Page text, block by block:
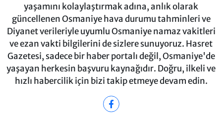
yaşamını kolaylaştırmak adına, anlık olarak
güncellenen Osmaniye hava durumu tahminleri ve
Diyanet verileriyle uyumlu Osmaniye namaz vakitleri
ve ezan vakti bilgilerini de sizlere sunuyoruz. Hasret
Gazetesi, sadece bir haber portalı değil, Osmaniye'de
yaşayan herkesin başvuru kaynağıdır. Doğru, ilkeli ve
hızlı habercilik için bizi takip etmeye devam edin.